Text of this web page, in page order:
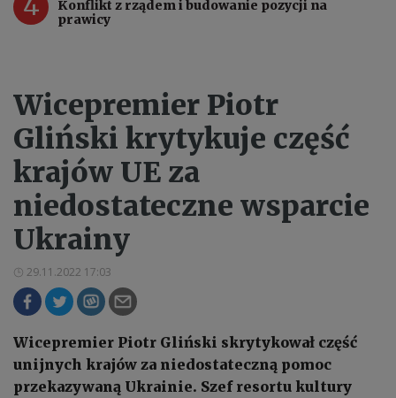
Konflikt z rządem i budowanie pozycji na
prawicy
Wicepremier Piotr
Gliński krytykuje część
krajów UE za
niedostateczne wsparcie
Ukrainy
29.11.2022 17:03
Wicepremier Piotr Gliński skrytykował część
unijnych krajów za niedostateczną pomoc
przekazywaną Ukrainie. Szef resortu kultury